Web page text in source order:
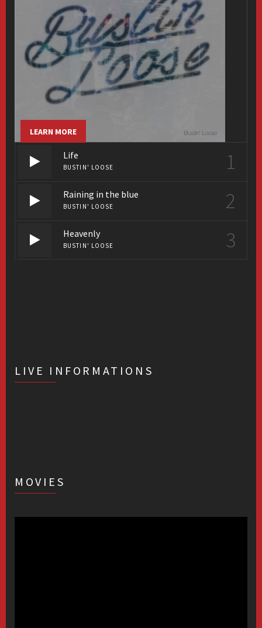
LEARN MORE
Life
BUSTIN' LOOSE 1
Raining in the blue
BUSTIN' LOOSE 2
Heavenly
BUSTIN' LOOSE 3
LIVE INFORMATIONS
MOVIES